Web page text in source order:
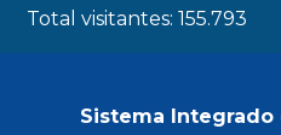
Total visitantes:155.793
Sistema Integrado